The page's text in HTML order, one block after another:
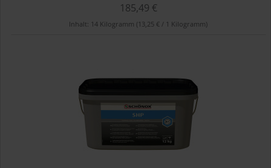
185,49 €
Inhalt: 14 Kilogramm (13,25 € / 1 Kilogramm)